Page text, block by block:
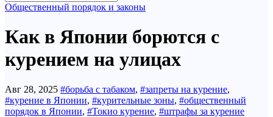
Общественный порядок и законы
Как в Японии борются с
курением на улицах
Авг 28, 2025 #борьба с табаком, #запреты на курение,
#курение в Японии, #курительные зоны, #общественный
порядок в Японии, #Токио курение, #штрафы за курение